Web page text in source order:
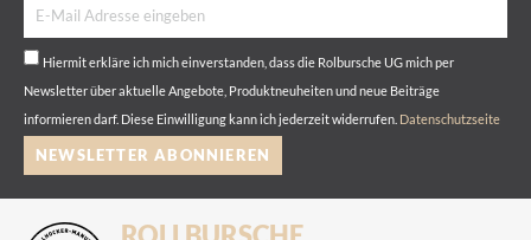
Hiermit erkläre ich mich einverstanden, dass die Rolbursche UG mich per
Newsletter über aktuelle Angebote, Produktneuheiten und neue Beiträge
informieren darf. Diese Einwilligung kann ich jederzeit widerrufen. Datenschutzseite
NEWSLETTER ABONNIEREN